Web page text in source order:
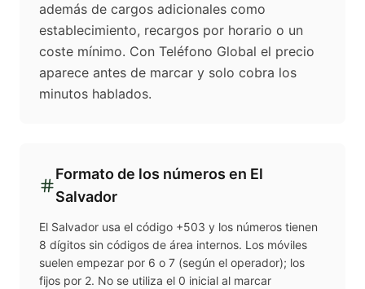
además de cargos adicionales como
establecimiento, recargos por horario o un
coste mínimo. Con Teléfono Global el precio
aparece antes de marcar y solo cobra los
minutos hablados.
Formato de los números en El
Salvador
El Salvador usa el código +503 y los números tienen
8 dígitos sin códigos de área internos. Los móviles
suelen empezar por 6 o 7 (según el operador); los
fijos por 2. No se utiliza el 0 inicial al marcar